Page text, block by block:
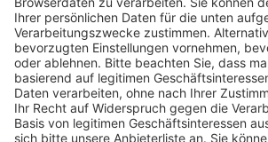
Trainerausbildung
Schulungsangebot Vereinsmitarbeiter
BFV-Geschäftsstellen
Trainerbörse
Login SpielPlus